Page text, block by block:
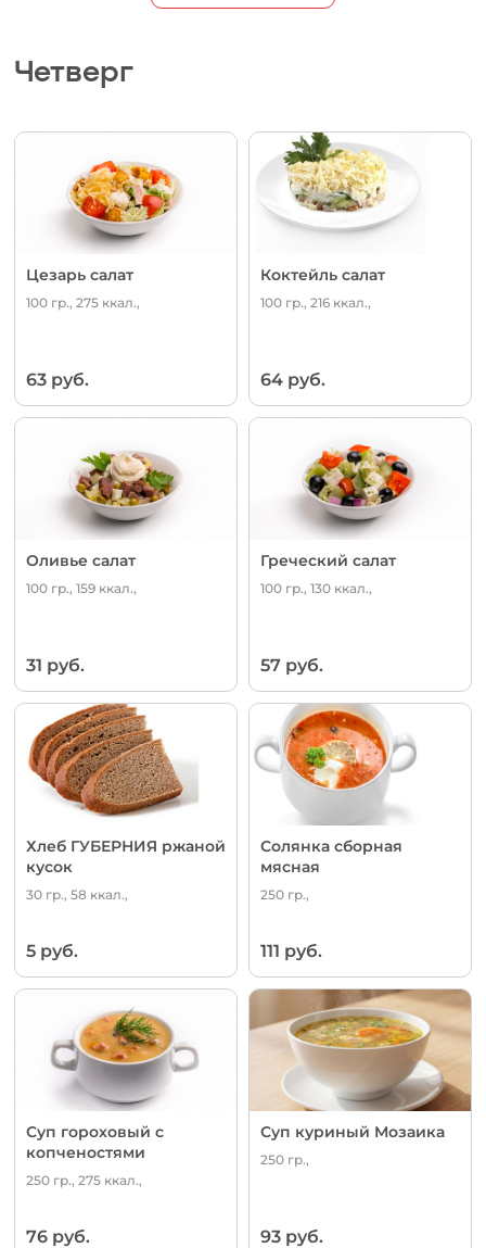
Четверг
Цезарь салат
100 гр., 275 ккал.,
63 руб.
Коктейль салат
100 гр., 216 ккал.,
64 руб.
Оливье салат
100 гр., 159 ккал.,
31 руб.
Греческий салат
100 гр., 130 ккал.,
57 руб.
Хлеб ГУБЕРНИЯ ржаной
кусок
30 гр., 58 ккал.,
5 руб.
Солянка сборная
мясная
250 гр.,
111 руб.
Суп гороховый с
копченостями
250 гр., 275 ккал.,
76 руб.
Суп куриный Мозаика
250 гр.,
93 руб.